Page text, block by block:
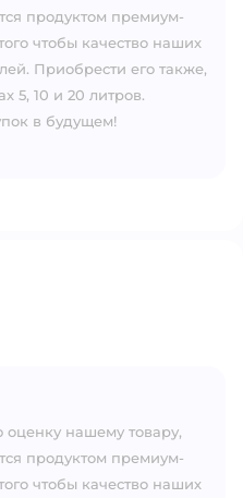
продуктом премиум-
чтобы качество наших
Приобрести его также,
5, 10 и 20 литров.
в будущем!
нашему товару,
продуктом премиум-
чтобы качество наших